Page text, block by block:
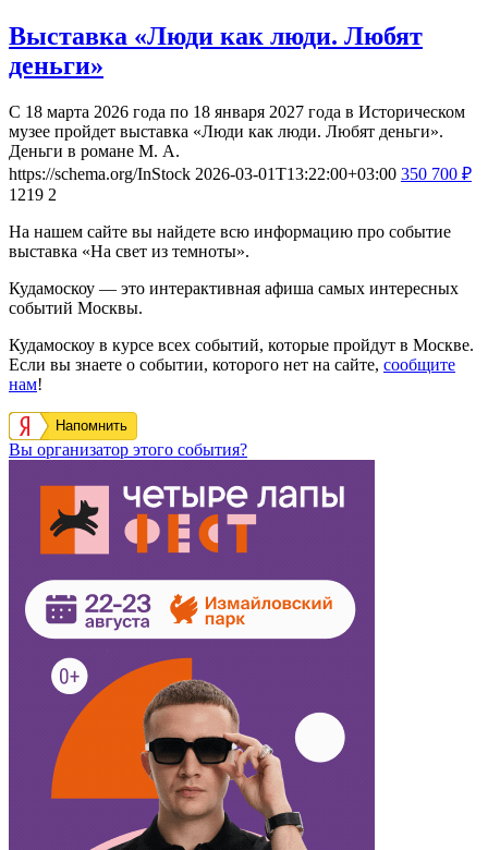
Выставка «Люди как люди. Любят
деньги»
С 18 марта 2026 года по 18 января 2027 года в Историческом
музее пройдет выставка «Люди как люди. Любят деньги».
Деньги в романе М. А.
https://schema.org/InStock 2026-03-01T13:22:00+03:00 350 700 ₽
1219 2
На нашем сайте вы найдете всю информацию про событие
выставка «На свет из темноты».
Кудамоскоу — это интерактивная афиша самых интересных
событий Москвы.
Кудамоскоу в курсе всех событий, которые пройдут в Москве.
Если вы знаете о событии, которого нет на сайте, сообщите
нам!
Напомнить
Вы организатор этого события?